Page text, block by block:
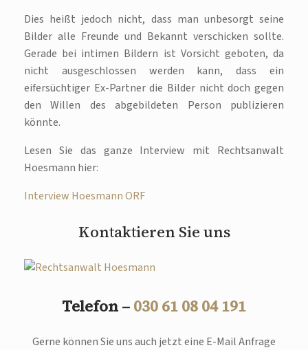
Dies heißt jedoch nicht, dass man unbesorgt seine
Bilder alle Freunde und Bekannt verschicken sollte.
Gerade bei intimen Bildern ist Vorsicht geboten, da
nicht ausgeschlossen werden kann, dass ein
eifersüchtiger Ex-Partner die Bilder nicht doch gegen
den Willen des abgebildeten Person publizieren
könnte.
Lesen Sie das ganze Interview mit Rechtsanwalt
Hoesmann hier:
Interview Hoesmann ORF
Kontaktieren Sie uns
Telefon – 030 61 08 04 191
Gerne können Sie uns auch jetzt eine E-Mail Anfrage